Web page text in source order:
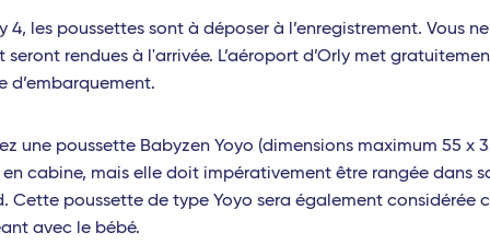
4, les poussettes sont à déposer à l’enregistrement. Vous
seront rendues à l'arrivée. L’aéroport d’Orly met
d’embarquement.
une poussette Babyzen Yoyo (dimensions maximum 55 x
cabine, mais elle doit impérativement être rangée dans
Cette poussette de type Yoyo sera également considérée
avec le bébé.